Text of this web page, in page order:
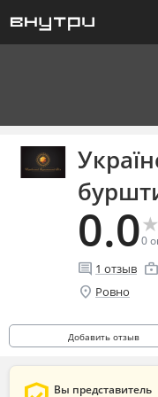
0.0★
★
0
comment 1 отзыв enterprise
location_on Ровно
Добавить отзыв
Вы представитель